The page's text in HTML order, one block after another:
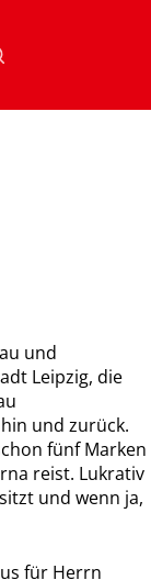
und
Leipzig, die
und zurück.
fünf Marken
reist. Lukrativ
und wenn ja,
für Herrn